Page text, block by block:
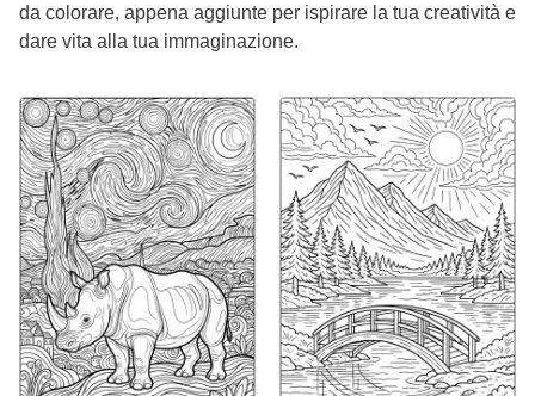
da colorare, appena aggiunte per ispirare la tua creatività e
dare vita alla tua immaginazione.